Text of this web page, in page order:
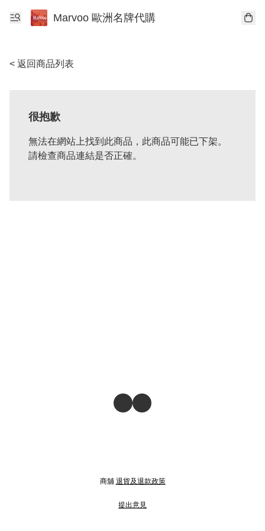
Marvoo 歐洲名牌代購
< 返回商品列表
很抱歉
無法在網站上找到此商品，此商品可能已下架。
請檢查商品連結是否正確。
商舖 退貨及退款政策
提出意見